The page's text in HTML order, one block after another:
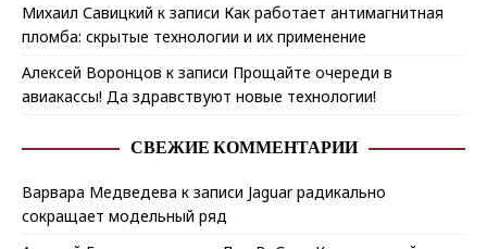
Михаил Савицкий к записи Как работает антимагнитная
пломба: скрытые технологии и их применение
Алексей Воронцов к записи Прощайте очереди в
авиакассы! Да здравствуют новые технологии!
СВЕЖИЕ КОММЕНТАРИИ
Варвара Медведева к записи Jaguar радикально
сокращает модельный ряд